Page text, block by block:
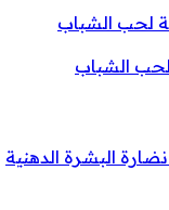
الشباب